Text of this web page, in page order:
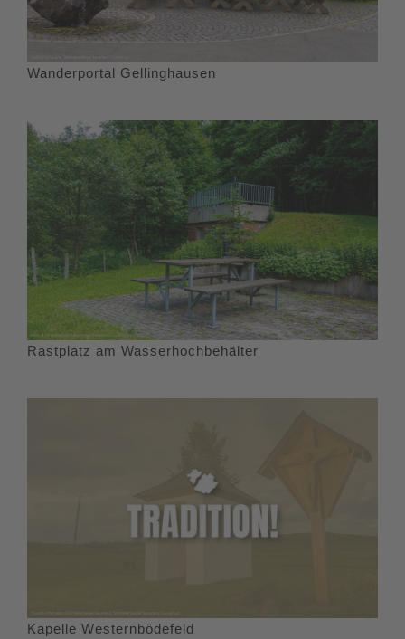
Wanderportal Gellinghausen
Rastplatz am Wasserhochbehälter
Kapelle Westernbödefeld